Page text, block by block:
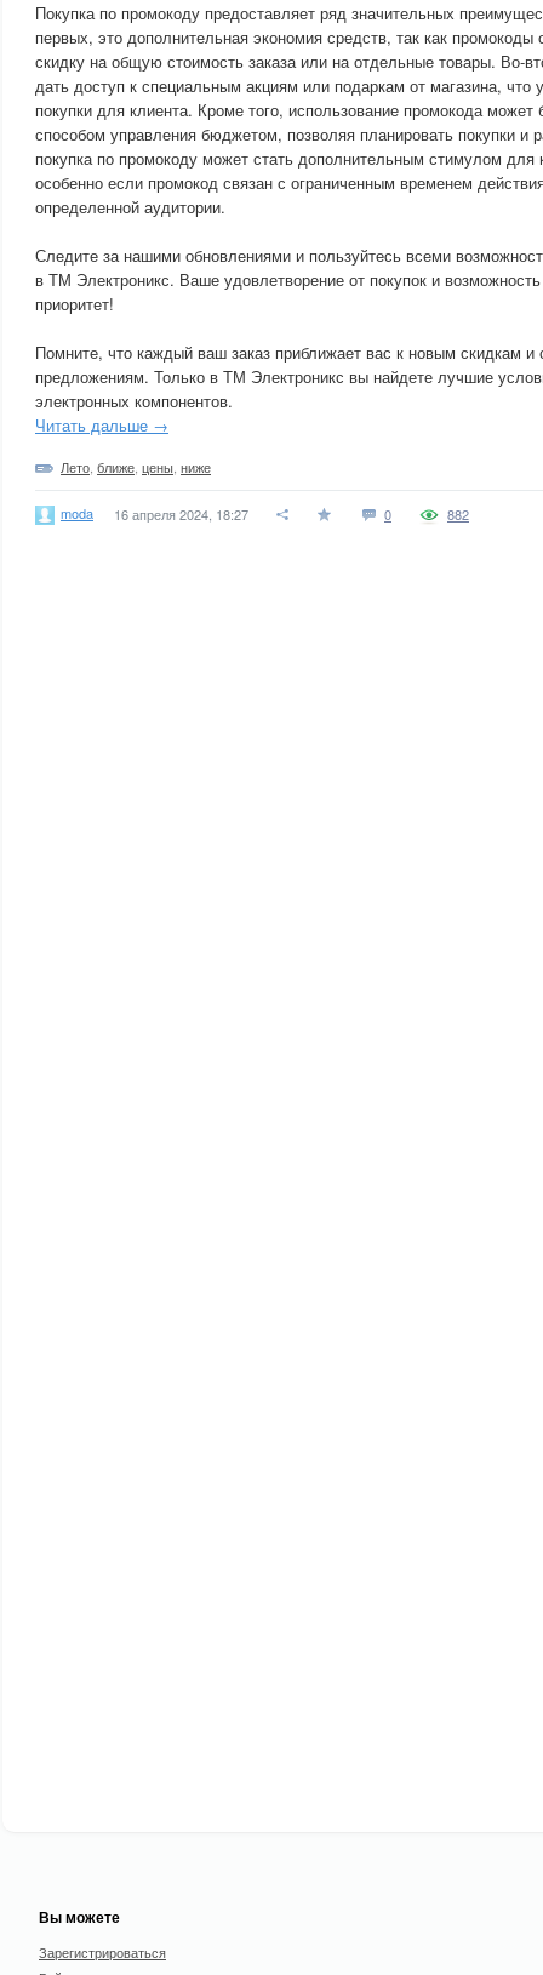
Покупка по промокоду предоставляет ряд значительных
первых, это дополнительная экономия средств, так как
скидку на общую стоимость заказа или на отдельные товары. Во-
дать доступ к специальным акциям или подаркам от магазина, что
покупки для клиента. Кроме того, использование промокода
способом управления бюджетом, позволяя планировать покупки и
покупка по промокоду может стать дополнительным стимулом для
особенно если промокод связан с ограниченным временем
определенной аудитории.
Следите за нашими обновлениями и пользуйтесь всеми
в ТМ Электроникс. Ваше удовлетворение от покупок и
приоритет!
Помните, что каждый ваш заказ приближает вас к новым скидкам и
предложениям. Только в ТМ Электроникс вы найдете лучшие
электронных компонентов.
Читать дальше →
Лето ближе цены ниже
moda 16 апреля 2024, 18:27 0 882
Вы можете
Зарегистрироваться